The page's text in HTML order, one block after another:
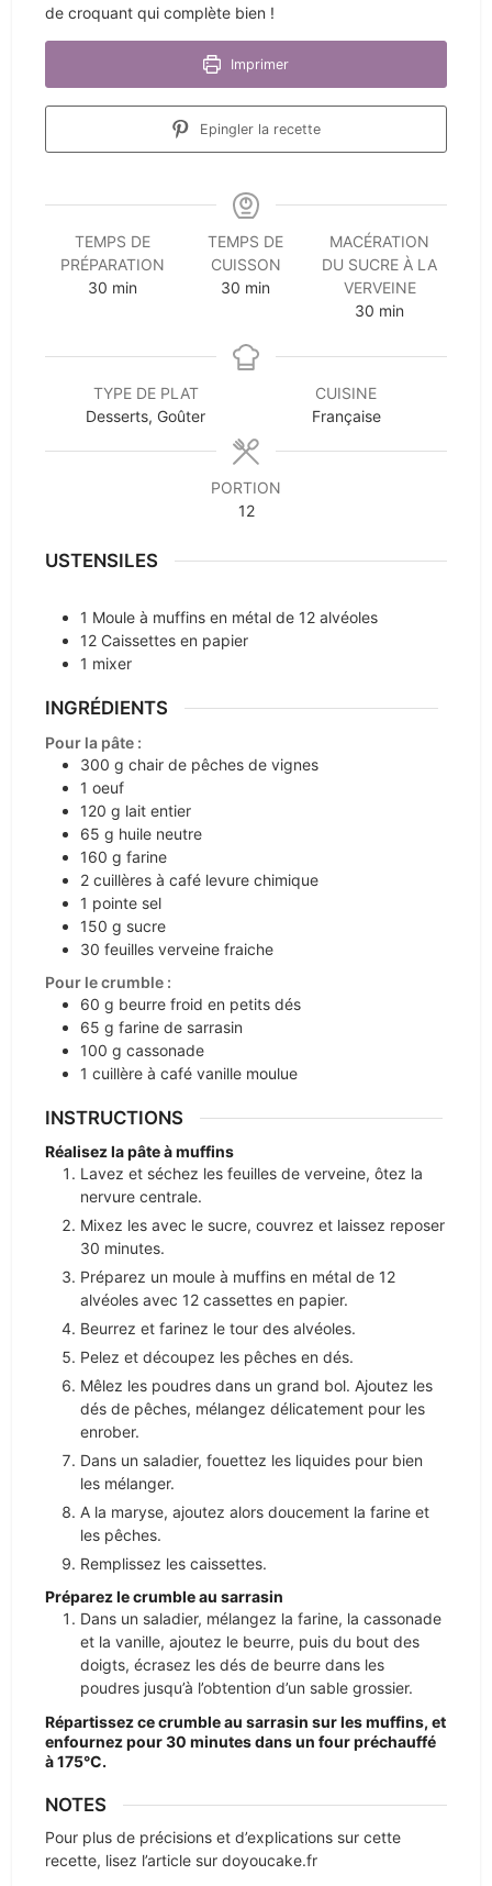
de croquant qui complète bien !
Imprimer
Epingler la recette
TEMPS DE
PRÉPARATION
30minutes
min
TEMPS DE
CUISSON
30 minutes
min
MACÉRATION
DU SUCRE À LA
VERVEINE
30 minutes
min
TYPE DE PLAT
Desserts, Goûter
CUISINE
Française
PORTION
12
USTENSILES
1 Moule à muffins en métalde 12 alvéoles
12 Caissettes en papier
1 mixer
INGRÉDIENTS
Pour la pâte :
300 g chair de pêches de vignes
1 oeuf
120 g lait entier
65 g huile neutre
160 g farine
2 cuillères à café levure chimique
1 pointe sel
150 g sucre
30 feuilles verveine fraiche
Pour le crumble :
60 g beurre froid en petits dés
65 g farine de sarrasin
100 g cassonade
1 cuillère à café vanille moulue
INSTRUCTIONS
Réalisez la pâte à muffins
Lavez et séchez les feuilles de verveine, ôtez la
nervure centrale.
Mixez les avec le sucre, couvrez et laissez reposer
30 minutes.
Préparez un moule à muffins en métal de 12
alvéoles avec 12 cassettes en papier.
Beurrez et farinez le tour des alvéoles.
Pelez et découpez les pêches en dés.
Mêlez les poudres dans un grand bol. Ajoutez les
dés de pêches, mélangez délicatement pour les
enrober.
Dans un saladier, fouettez les liquides pour bien
les mélanger.
A la maryse, ajoutez alors doucement la farine et
les pêches.
Remplissez les caissettes.
Préparez le crumble au sarrasin
Dans un saladier, mélangez la farine, la cassonade
et la vanille, ajoutez le beurre, puis du bout des
doigts, écrasez les dés de beurre dans les
poudres jusqu’à l’obtention d’un sable grossier.
Répartissez ce crumble au sarrasin sur les muffins, et
enfournez pour 30 minutes dans un four préchauffé
à 175°C.
NOTES
Pour plus de précisions et d’explications sur cette
recette, lisez l’article sur doyoucake.fr